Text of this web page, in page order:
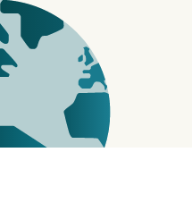
至 5600MT/s，AMD Ryzen
超频」，体质好的 13 代
AMD 则表示 6000MT/s 是在
不会对 AMD 处理器 SoC
造成太高负担，是较多游戏